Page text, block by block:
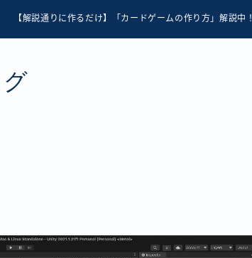
【解説通りに作るだけ】「カードゲームの作り方」解説中！